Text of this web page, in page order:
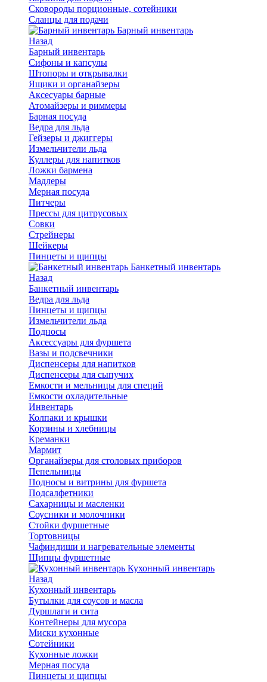
Сковороды порционные, сотейники
Сланцы для подачи
Барный инвентарь
Назад
Барный инвентарь
Сифоны и капсулы
Штопоры и открывалки
Ящики и органайзеры
Аксесуары барные
Атомайзеры и риммеры
Барная посуда
Ведра для льда
Гейзеры и джиггеры
Измельчители льда
Куллеры для напитков
Ложки бармена
Мадлеры
Мерная посуда
Питчеры
Прессы для цитрусовых
Совки
Стрейнеры
Шейкеры
Пинцеты и щипцы
Банкетный инвентарь
Назад
Банкетный инвентарь
Ведра для льда
Пинцеты и щипцы
Измельчители льда
Подносы
Аксессуары для фуршета
Вазы и подсвечники
Диспенсеры для напитков
Диспенсеры для сыпучих
Емкости и мельницы для специй
Емкости охладительные
Инвентарь
Колпаки и крышки
Корзины и хлебницы
Креманки
Мармит
Органайзеры для столовых приборов
Пепельницы
Подносы и витрины для фуршета
Подсалфетники
Сахарницы и масленки
Соусники и молочники
Стойки фуршетные
Тортовницы
Чафиндиши и нагревательные элементы
Щипцы фуршетные
Кухонный инвентарь
Назад
Кухонный инвентарь
Бутылки для соусов и масла
Дуршлаги и сита
Контейнеры для мусора
Миски кухонные
Сотейники
Кухонные ложки
Мерная посуда
Пинцеты и щипцы